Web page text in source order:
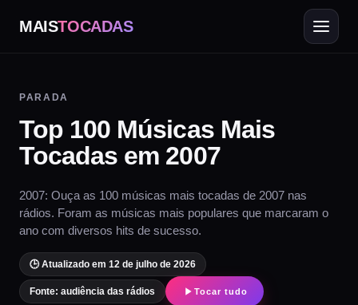
MAISTOCADAS
PARADA
Top 100 Músicas Mais
Tocadas em 2007
2007: Ouça as 100 músicas mais tocadas de 2007 nas
rádios. Foram as músicas mais populares que marcaram o
ano com diversos hits de sucesso.
🕒 Atualizado em 12 de julho de 2026
Fonte: audiência das rádios Tocar tudo